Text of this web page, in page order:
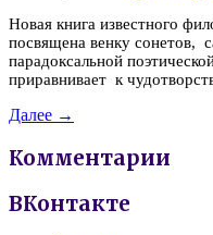
Новая книга известного
посвящена венку сонетов,
парадоксальной
приравнивает к
Далее →
Комментарии
ВКонтакте